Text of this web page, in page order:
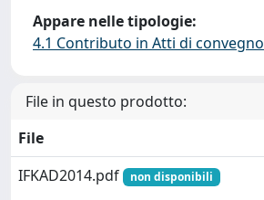
Appare nelle tipologie:
4.1 Contributo in Atti di convegno
File in questo prodotto:
File
IFKAD2014.pdf
non disponibili